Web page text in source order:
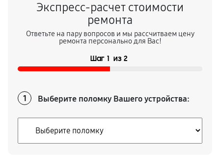
Замена ремней снегоуборщика
от 40 мин
630 от 60 мин
Ремонт электропроводки
Полное ТО снегоуборщика
Экспресс-расчет стоимости
ремонта
Ответьте на пару вопросов и мы рассчитваем цену
ремонта персонально для Вас!
Шаг 1 из 2
1 Выберите поломку Вашего устройства: